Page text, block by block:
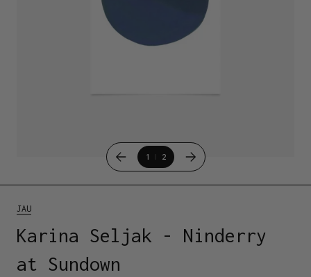
1 2
JAU
Karina Seljak - Ninderry
at Sundown